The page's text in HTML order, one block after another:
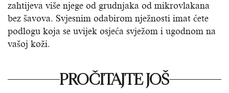
zahtijeva više njege od grudnjaka od mikrovlakana
bez šavova. Svjesnim odabirom nježnosti imat ćete
podlogu koja se uvijek osjeća svježom i ugodnom na
vašoj koži.
PROČITAJTE JOŠ